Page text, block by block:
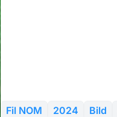
Fil NOM 2024 Bild